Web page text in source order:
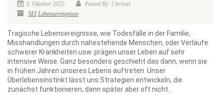
3. Oktober 2025
Posted By: Christel
SEI Lebensereignisse
Tragische Lebensereignisse, wie Todesfälle in der Familie,
Misshandlungen durch nahestehende Menschen, oder Verläufe
schwerer Krankheiten usw. prägen unser Leben auf sehr
intensive Weise. Ganz besonders geschieht das dann, wenn sie
in frühen Jahren unseres Lebens auftreten. Unser
Überlebensinstinkt lässt uns Strategien entwickeln, die
zunächst funktionieren, dann später aber oft nicht...